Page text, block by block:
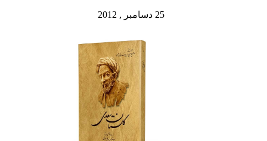
25 دسامبر , 2012